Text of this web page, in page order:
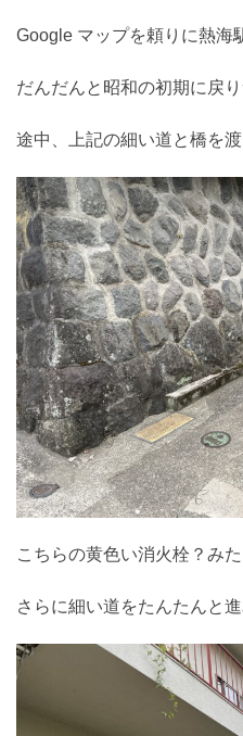
Google マップを頼りに熱海
だんだんと昭和の初期に戻
途中、上記の細い道と橋を
こちらの黄色い消火栓？みた
さらに細い道をたんたんと進